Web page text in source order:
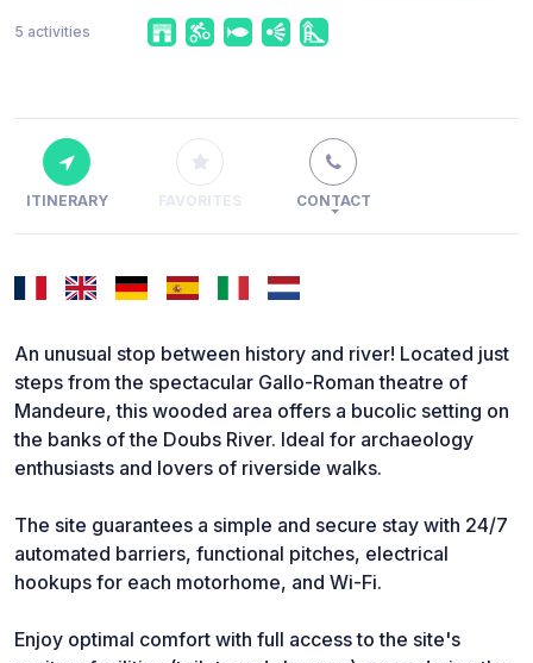
5 activities
ITINERARY FAVORITES CONTACT
An unusual stop between history and river! Located just
steps from the spectacular Gallo-Roman theatre of
Mandeure, this wooded area offers a bucolic setting on
the banks of the Doubs River. Ideal for archaeology
enthusiasts and lovers of riverside walks.
The site guarantees a simple and secure stay with 24/7
automated barriers, functional pitches, electrical
hookups for each motorhome, and Wi-Fi.
Enjoy optimal comfort with full access to the site's